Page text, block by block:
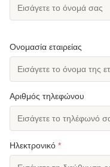
Ονομασία εταιρείας
Αριθμός τηλεφώνου
Ηλεκτρονικό *